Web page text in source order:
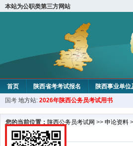
本站为公职类第三方网站
首页 陕西省考考试报名 陕西事业单
国考 地方站: 2026年陕西公务员考试用书
您的当前位置： 陕西公务员考试网 >> 申论资料